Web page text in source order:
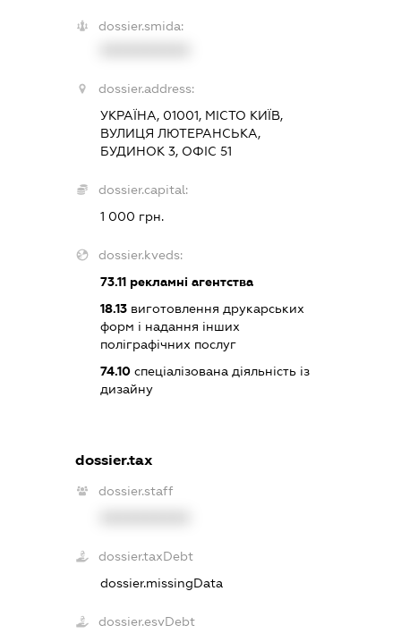
dossier.smida:
dossier.address:
УКРАЇНА, 01001, МІСТО КИЇВ,
ВУЛИЦЯ ЛЮТЕРАНСЬКА,
БУДИНОК 3, ОФІС 51
dossier.capital:
1 000 грн.
dossier.kveds:
73.11 рекламні агентства
18.13 виготовлення друкарських
форм і надання інших
поліграфічних послуг
74.10 спеціалізована діяльність із
дизайну
dossier.tax
dossier.staff
dossier.taxDebt
dossier.missingData
dossier.esvDebt